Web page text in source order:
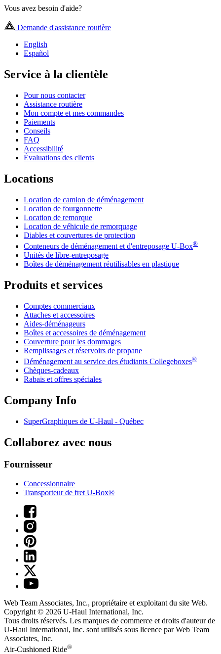
Vous avez besoin d'aide?
Demande d'assistance routière
English
Español
Service à la clientèle
Pour nous contacter
Assistance routière
Mon compte et mes commandes
Paiements
Conseils
FAQ
Accessibilité
Évaluations des clients
Locations
Location de camion de déménagement
Location de fourgonnette
Location de remorque
Location de véhicule de remorquage
Diables et couvertures de protection
Conteneurs de déménagement et d'entreposage U-Box®
Unités de libre-entreposage
Boîtes de déménagement réutilisables en plastique
Produits et services
Comptes commerciaux
Attaches et accessoires
Aides-déménageurs
Boîtes et accessoires de déménagement
Couverture pour les dommages
Remplissages et réservoirs de propane
Déménagement au service des étudiants Collegeboxes®
Chèques-cadeaux
Rabais et offres spéciales
Company Info
SuperGraphiques de U-Haul - Québec
Collaborez avec nous
Fournisseur
Concessionnaire
Transporteur de fret U-Box®
Web Team Associates, Inc., propriétaire et exploitant du site Web.
Copyright © 2026 U-Haul International, Inc.
Tous droits réservés. Les marques de commerce et droits d'auteur de
U-Haul International, Inc. sont utilisés sous licence par Web Team
Associates, Inc.
Air-Cushioned Ride®